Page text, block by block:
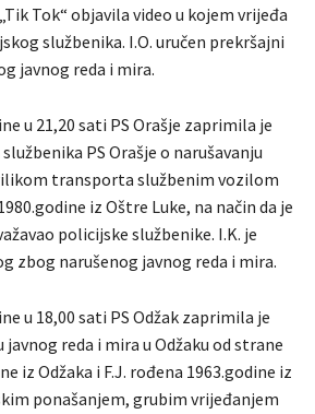
Tok“ objavila video u kojem vrijeđa
službenika. I.O. uručen prekršajni
javnog reda i mira.
u 21,20 sati PS Orašje zaprimila je
PS Orašje o narušavanju
transporta službenim vozilom
iz Oštre Luke, na način da je
policijske službenike. I.K. je
zbog narušenog javnog reda i mira.
u 18,00 sati PS Odžak zaprimila je
javnog reda i mira u Odžaku od strane
iz Odžaka i F.J. rođena 1963.godine iz
ponašanjem, grubim vrijeđanjem